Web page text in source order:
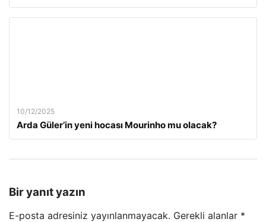
10/12/2025
Arda Güler’in yeni hocası Mourinho mu olacak?
Bir yanıt yazın
E-posta adresiniz yayınlanmayacak. Gerekli alanlar *